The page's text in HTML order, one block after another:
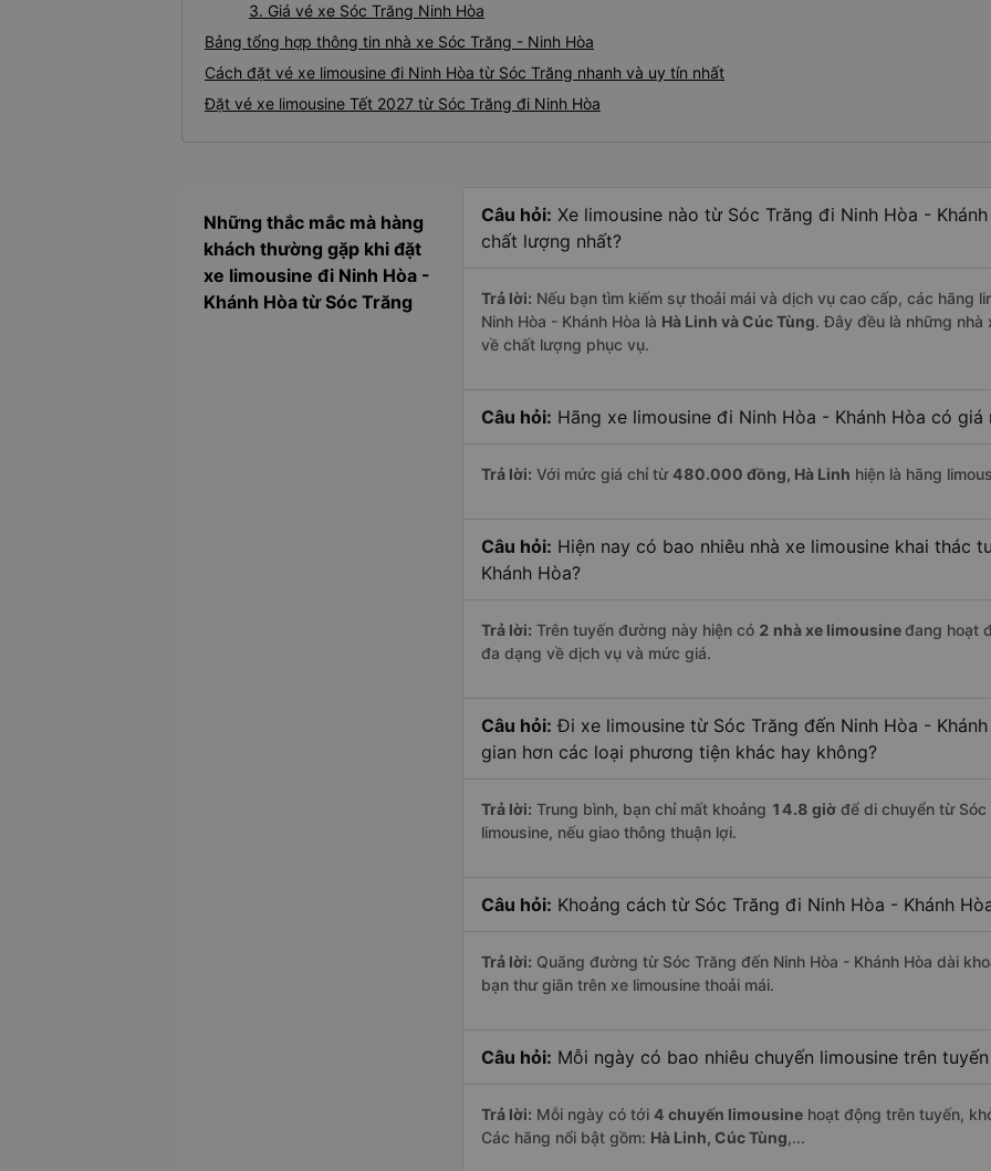
3. Giá vé xe Sóc Trăng Ninh Hòa
Bảng tổng hợp thông tin nhà xe Sóc Trăng - Ninh Hòa
Cách đặt vé xe limousine đi Ninh Hòa từ Sóc Trăng nhanh và uy tín nhất
Đặt vé xe limousine Tết 2027 từ Sóc Trăng đi Ninh Hòa
Những thắc mắc mà hàng
khách thường gặp khi đặt
xe limousine đi Ninh Hòa -
Khánh Hòa từ Sóc Trăng
Câu hỏi: Xe limousine nào từ Sóc Trăng đi Ninh Hòa -
chất lượng nhất?
Trả lời: Nếu bạn tìm kiếm sự thoải mái và dịch vụ cao cấp, các hãng
Ninh Hòa - Khánh Hòa là Hà Linh và Cúc Tùng. Đây đều là những nhà
về chất lượng phục vụ.
Câu hỏi: Hãng xe limousine đi Ninh Hòa - Khánh Hòa có giá
Trả lời: Với mức giá chỉ từ480.000 đồng, Hà Linh hiện là hãng
Câu hỏi: Hiện nay có bao nhiêu nhà xe limousine khai thác
Khánh Hòa?
Trả lời: Trên tuyến đường này hiện có 2 nhà xe limousineđang hoạt
đa dạng về dịch vụ và mức giá.
Câu hỏi: Đi xe limousine từ Sóc Trăng đến Ninh Hòa -
gian hơn các loại phương tiện khác hay không?
Trả lời: Trung bình, bạn chỉ mất khoảng 14.8 giờ để di chuyển từ Sóc
limousine, nếu giao thông thuận lợi.
Câu hỏi: Khoảng cách từ Sóc Trăng đi Ninh Hòa - Khánh
Trả lời: Quãng đường từ Sóc Trăng đến Ninh Hòa - Khánh Hòa dài
bạn thư giãn trên xe limousine thoải mái.
Câu hỏi: Mỗi ngày có bao nhiêu chuyến limousine trên
Trả lời: Mỗi ngày có tới 4 chuyến limousine hoạt động trên tuyến,
Các hãng nổi bật gồm: Hà Linh, Cúc Tùng,...